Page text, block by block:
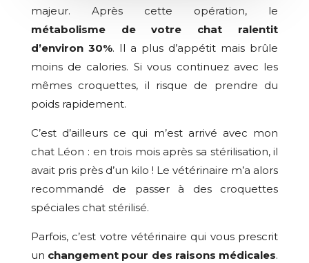
majeur. Après cette opération, le
métabolisme de votre chat ralentit
d’environ 30%. Il a plus d’appétit mais brûle
moins de calories. Si vous continuez avec les
mêmes croquettes, il risque de prendre du
poids rapidement.
C’est d’ailleurs ce qui m’est arrivé avec mon
chat Léon : en trois mois après sa stérilisation, il
avait pris près d’un kilo ! Le vétérinaire m’a alors
recommandé de passer à des croquettes
spéciales chat stérilisé.
Parfois, c’est votre vétérinaire qui vous prescrit
un changement pour des raisons médicales.